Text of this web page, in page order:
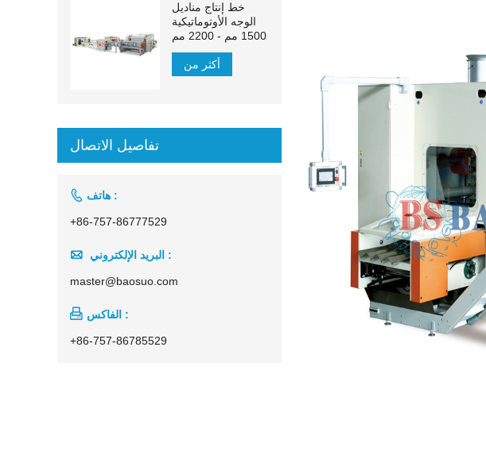
خط إنتاج مناديل
الوجه الأوتوماتيكية
1500 مم - 2200 مم
أكثر من
تفاصيل الاتصال
 هاتف :
+86-757-86777529
 البريد الإلكتروني :
master@baosuo.com
 الفاكس :
+86-757-86785529